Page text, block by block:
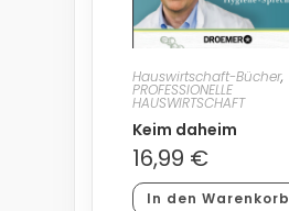
Hauswirtschaft-Bücher,
PROFESSIONELLE
HAUSWIRTSCHAFT
Keim daheim
16,99 €
In den Warenkorb